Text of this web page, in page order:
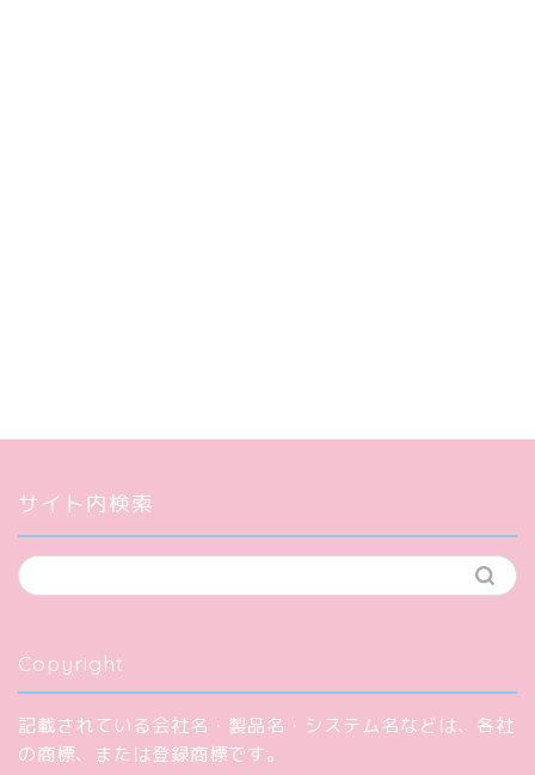
サイト内検索
Copyright
記載されている会社名・製品名・システム名などは、各社
の商標、または登録商標です。